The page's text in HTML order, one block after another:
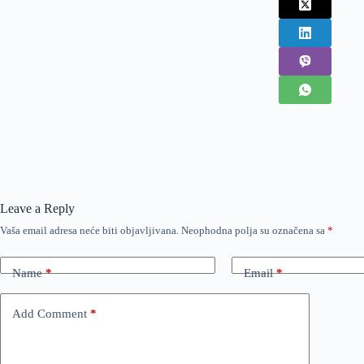
Leave a Reply
Vaša email adresa neće biti objavljivana. Neophodna polja su označena sa *
Name* Email*
Add Comment *